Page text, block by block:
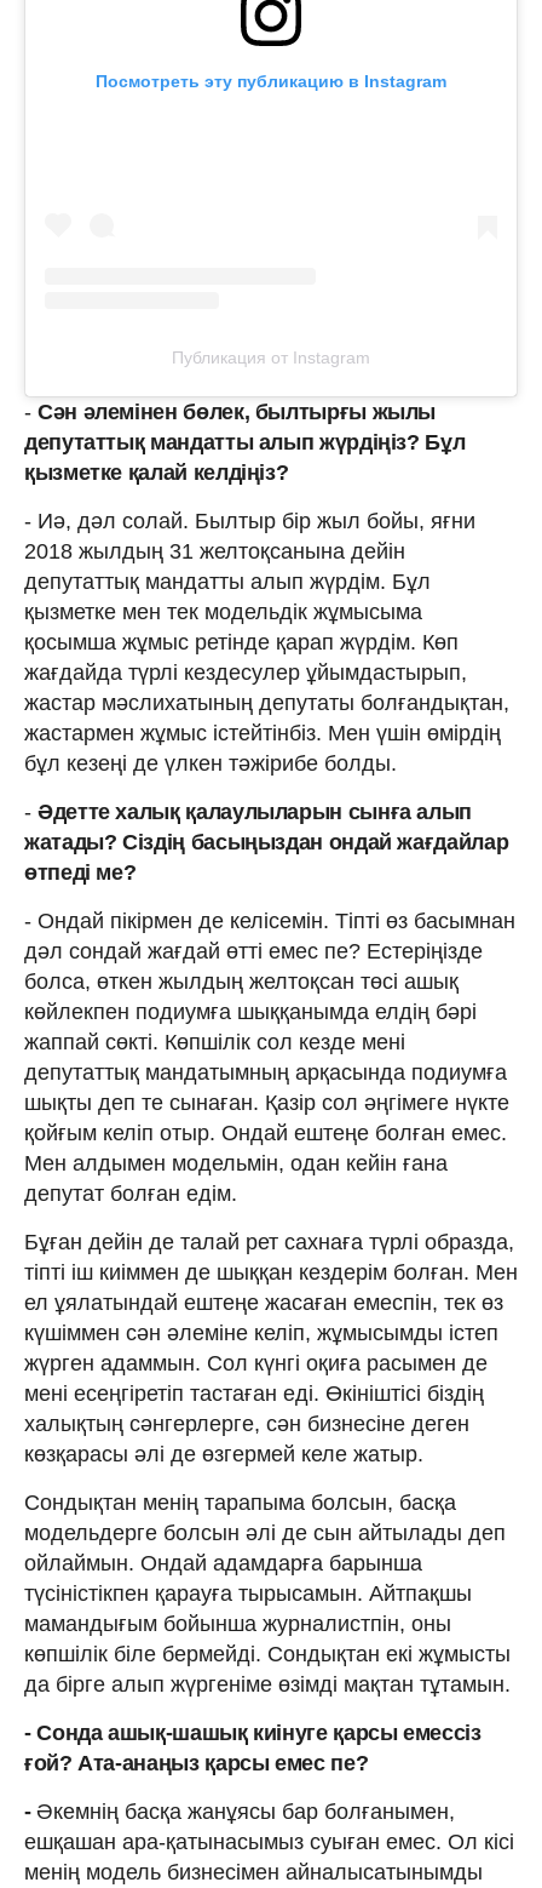
Посмотреть эту публикацию в Instagram
Публикация от Instagram
- Сән әлемінен бөлек, былтырғы жылы
депутаттық мандатты алып жүрдіңіз? Бұл
қызметке қалай келдіңіз?
- Иә, дәл солай. Былтыр бір жыл бойы, яғни
2018 жылдың 31 желтоқсанына дейін
депутаттық мандатты алып жүрдім. Бұл
қызметке мен тек модельдік жұмысыма
қосымша жұмыс ретінде қарап жүрдім. Көп
жағдайда түрлі кездесулер ұйымдастырып,
жастар мәслихатының депутаты болғандықтан,
жастармен жұмыс істейтінбіз. Мен үшін өмірдің
бұл кезеңі де үлкен тәжірибе болды.
- Әдетте халық қалаулыларын сынға алып
жатады? Сіздің басыңыздан ондай жағдайлар
өтпеді ме?
- Ондай пікірмен де келісемін. Тіпті өз басымнан
дәл сондай жағдай өтті емес пе? Естеріңізде
болса, өткен жылдың желтоқсан төсі ашық
көйлекпен подиумға шыққанымда елдің бәрі
жаппай сөкті. Көпшілік сол кезде мені
депутаттық мандатымның арқасында подиумға
шықты деп те сынаған. Қазір сол әңгімеге нүкте
қойғым келіп отыр. Ондай ештеңе болған емес.
Мен алдымен модельмін, одан кейін ғана
депутат болған едім.
Бұған дейін де талай рет сахнаға түрлі образда,
тіпті іш киіммен де шыққан кездерім болған. Мен
ел ұялатындай ештеңе жасаған емеспін, тек өз
күшіммен сән әлеміне келіп, жұмысымды істеп
жүрген адаммын. Сол күнгі оқиға расымен де
мені есеңгіретіп тастаған еді. Өкініштісі біздің
халықтың сәнгерлерге, сән бизнесіне деген
көзқарасы әлі де өзгермей келе жатыр.
Сондықтан менің тарапыма болсын, басқа
модельдерге болсын әлі де сын айтылады деп
ойлаймын. Ондай адамдарға барынша
түсіністікпен қарауға тырысамын. Айтпақшы
мамандығым бойынша журналистпін, оны
көпшілік біле бермейді. Сондықтан екі жұмысты
да бірге алып жүргеніме өзімді мақтан тұтамын.
- Сонда ашық-шашық киінуге қарсы емессіз
ғой? Ата-анаңыз қарсы емес пе?
-Әкемнің басқа жанұясы бар болғанымен,
ешқашан ара-қатынасымыз суыған емес. Ол кісі
менің модель бизнесімен айналысатынымды